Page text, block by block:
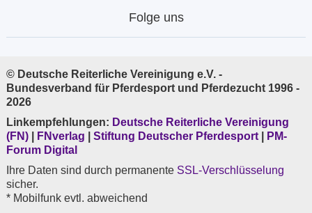
Folge uns
© Deutsche Reiterliche Vereinigung e.V. -
Bundesverband für Pferdesport und Pferdezucht 1996 -
2026
Linkempfehlungen: Deutsche Reiterliche Vereinigung
(FN)
FNverlag Stiftung Deutscher Pferdesport
PM-
Forum Digital
Ihre Daten sind durch permanente SSL-Verschlüsselung
sicher.
* Mobilfunk evtl. abweichend